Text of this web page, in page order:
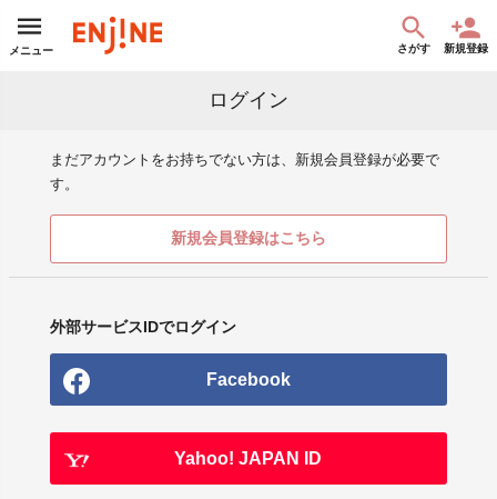
メニュー さがす 新規登録
ログイン
まだアカウントをお持ちでない方は、新規会員登録が必要で
す。
新規会員登録はこちら
外部サービスIDでログイン
Facebook
Yahoo! JAPAN ID